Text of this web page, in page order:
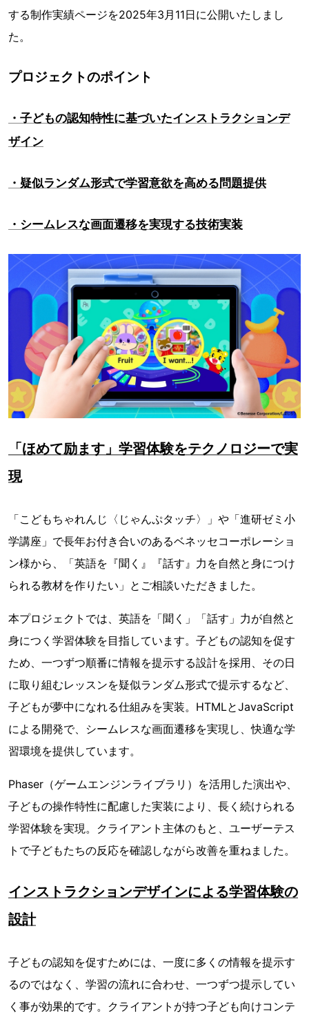
する制作実績ページを2025年3月11日に公開いたしまし
た。
プロジェクトのポイント
・子どもの認知特性に基づいたインストラクションデ
ザイン
・疑似ランダム形式で学習意欲を高める問題提供
・シームレスな画面遷移を実現する技術実装
「ほめて励ます」学習体験をテクノロジーで実
現
「こどもちゃれんじ〈じゃんぷタッチ〉」や「進研ゼミ小
学講座」で長年お付き合いのあるベネッセコーポレーショ
ン様から、「英語を『聞く』『話す』力を自然と身につけ
られる教材を作りたい」とご相談いただきました。
本プロジェクトでは、英語を「聞く」「話す」力が自然と
身につく学習体験を目指しています。子どもの認知を促す
ため、一つずつ順番に情報を提示する設計を採用、その日
に取り組むレッスンを疑似ランダム形式で提示するなど、
子どもが夢中になれる仕組みを実装。HTMLとJavaScript
による開発で、シームレスな画面遷移を実現し、快適な学
習環境を提供しています。
Phaser（ゲームエンジンライブラリ）を活用した演出や、
子どもの操作特性に配慮した実装により、長く続けられる
学習体験を実現。クライアント主体のもと、ユーザーテス
トで子どもたちの反応を確認しながら改善を重ねました。
インストラクションデザインによる学習体験の
設計
子どもの認知を促すためには、一度に多くの情報を提示す
るのではなく、学習の流れに合わせ、一つずつ提示してい
く事が効果的です。クライアントが持つ子ども向けコンテ